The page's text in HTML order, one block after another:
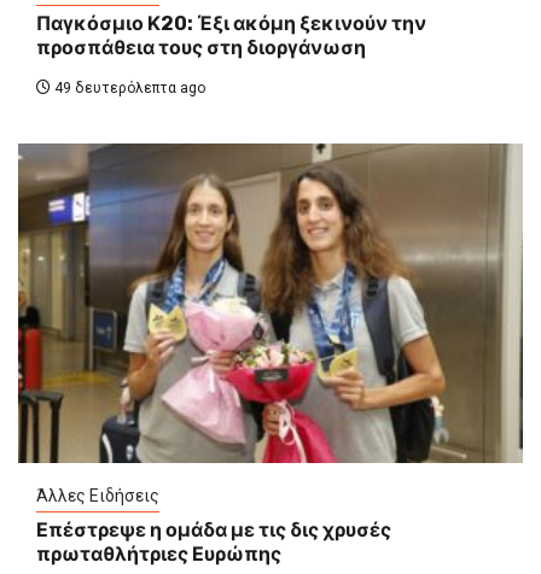
Παγκόσμιο Κ20: Έξι ακόμη ξεκινούν την
προσπάθεια τους στη διοργάνωση
49 δευτερόλεπτα ago
Άλλες Ειδήσεις
Επέστρεψε η ομάδα με τις δις χρυσές
πρωταθλήτριες Ευρώπης